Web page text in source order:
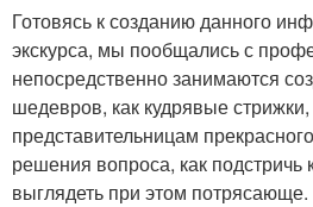
Готовясь к созданию данного
экскурса, мы пообщались с
непосредственно занимаются
шедевров, как кудрявые
представительницам
решения вопроса, как
выглядеть при этом потрясающе.